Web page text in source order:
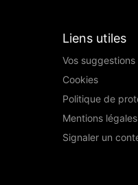
Liens utiles
Vos suggestions
Cookies
Politique de
Mentions légales
Signaler un